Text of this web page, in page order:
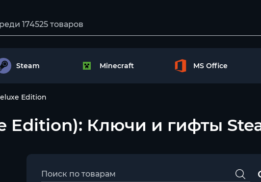
Steam Minecraft MS Office
Edition
Edition): Ключи и гифты